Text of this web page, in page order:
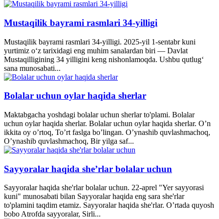
Mustaqilik bayrami rasmlari 34-yilligi
Mustaqilik bayrami rasmlari 34-yilligi. 2025-yil 1-sentabr kuni
yurtimiz o‘z tarixidagi eng muhim sanalardan biri — Davlat
Mustaqilligining 34 yilligini keng nishonlamoqda. Ushbu qutlug‘
sana munosabati...
Bolalar uchun oylar haqida sherlar
Maktabgacha yoshdagi bolalar uchun sherlar to'plami. Bolalar
uchun oylar haqida sherlar. Bolalar uchun oylar haqida sherlar. O’n
ikkita oy o’rtoq, To’rt faslga bo’lingan. O’ynashib quvlashmachoq,
O’ynashib quvlashmachoq, Bir yilga saf...
Sayyoralar haqida she’rlar bolalar uchun
Sayyoralar haqida she'rlar bolalar uchun. 22-aprel "Yer sayyorasi
kuni" munosabati bilan Sayyoralar haqida eng sara she'rlar
to'plamini taqdim etamiz. Sayyoralar haqida she'rlar. O’rtada quyosh
bobo Atrofda sayyoralar, Sirli...